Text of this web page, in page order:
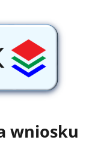
wniosku